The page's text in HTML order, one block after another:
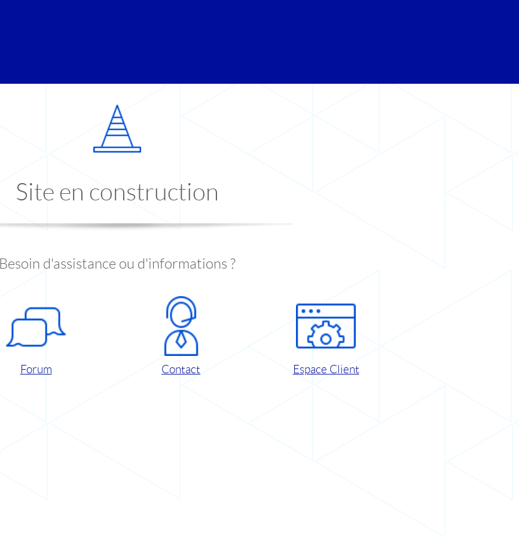
Site en construction
Besoin d'assistance ou d'informations ?
Forum Contact Espace Client